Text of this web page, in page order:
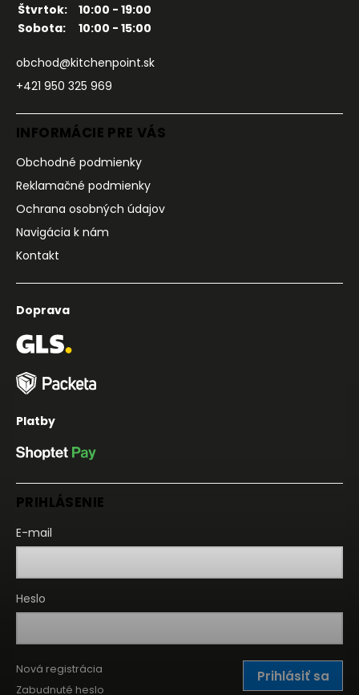
Štvrtok:
10:00 - 19:00
Sobota:
10:00 - 15:00
obchod@kitchenpoint.sk
+421 950 325 969
INFORMÁCIE PRE VÁS
Obchodné podmienky
Reklamačné podmienky
Ochrana osobných údajov
Navigácia k nám
Kontakt
Doprava
Platby
PRIHLÁSENIE
E-mail
Heslo
Prihlásiť sa
Nová registrácia
Zabudnuté heslo